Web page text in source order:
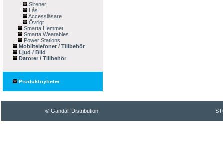
Sirener
Lås
Accessläsare
Övrigt
Smarta Hemmet
Smarta Wearables
Power Stations
Mobiltelefoner / Tillbehör
Ljud / Bild
Datorer / Tillbehör
Produktnyheter
© Gandalf Distribution